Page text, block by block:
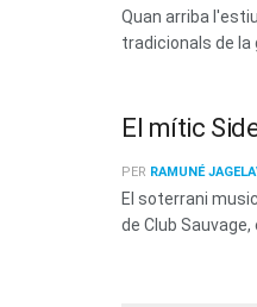
Quan arriba
tradicionals de la
El mític
PER RAMUNÉ
El soterrani
de Club